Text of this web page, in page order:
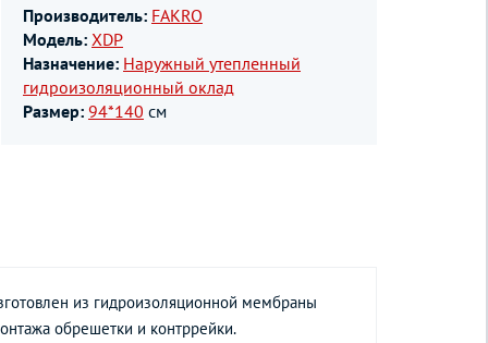
Производитель: FAKRO
Модель: XDP
Назначение: Наружный утепленный
гидроизоляционный оклад
Размер: 94*140 см
из гидроизоляционной мембраны
обрешетки и контррейки.